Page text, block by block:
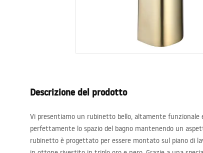
Descrizione del prodotto
Vi presentiamo un rubinetto bello, altamente funzionale
perfettamente lo spazio del bagno mantenendo un
rubinetto è progettato per essere montato sul piano di